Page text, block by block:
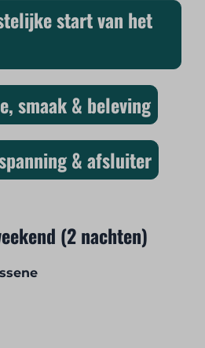
start van het
smaak & beleving
& afsluiter
(2 nachten)